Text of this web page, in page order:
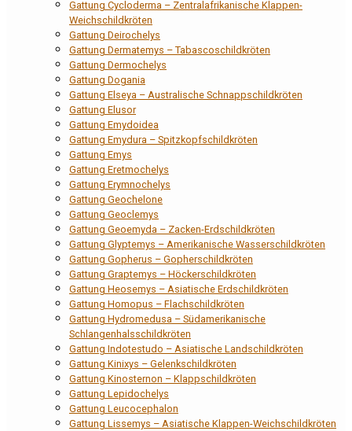
Gattung Cycloderma – Zentralafrikanische Klappen-
Weichschildkröten
Gattung Deirochelys
Gattung Dermatemys – Tabascoschildkröten
Gattung Dermochelys
Gattung Dogania
Gattung Elseya – Australische Schnappschildkröten
Gattung Elusor
Gattung Emydoidea
Gattung Emydura – Spitzkopfschildkröten
Gattung Emys
Gattung Eretmochelys
Gattung Erymnochelys
Gattung Geochelone
Gattung Geoclemys
Gattung Geoemyda – Zacken-Erdschildkröten
Gattung Glyptemys – Amerikanische Wasserschildkröten
Gattung Gopherus – Gopherschildkröten
Gattung Graptemys – Höckerschildkröten
Gattung Heosemys – Asiatische Erdschildkröten
Gattung Homopus – Flachschildkröten
Gattung Hydromedusa – Südamerikanische
Schlangenhalsschildkröten
Gattung Indotestudo – Asiatische Landschildkröten
Gattung Kinixys – Gelenkschildkröten
Gattung Kinosternon – Klappschildkröten
Gattung Lepidochelys
Gattung Leucocephalon
Gattung Lissemys – Asiatische Klappen-Weichschildkröten